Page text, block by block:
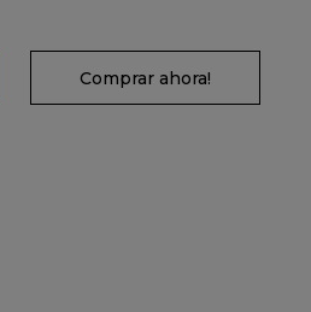
Comprar ahora!